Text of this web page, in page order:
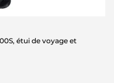
étui de voyage et